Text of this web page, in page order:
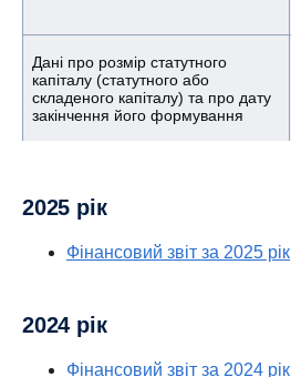
Дані про розмір статутного
капіталу (статутного або
складеного капіталу) та про дату
закінчення його формування
Види діяльності
Види діяльності
2025 рік
Фінансовий звіт за 2025 рік
2024 рік
Фінансовий звіт за 2024 рік